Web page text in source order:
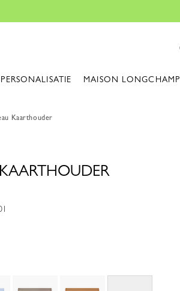
PERSONALISATIE MAISON LONGCHAMP
Kaarthouder